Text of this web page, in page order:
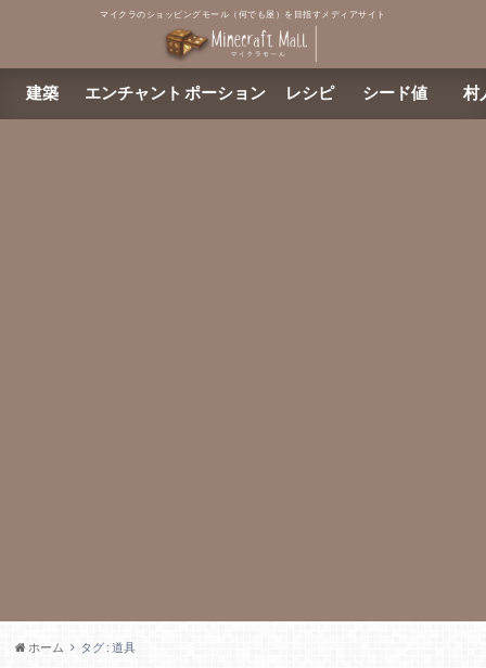
マイクラのショッピングモール（何でも屋）を目指すメディアサイト
建築 エンチャント ポーション レシピ シード値 村
ホーム タグ : 道具